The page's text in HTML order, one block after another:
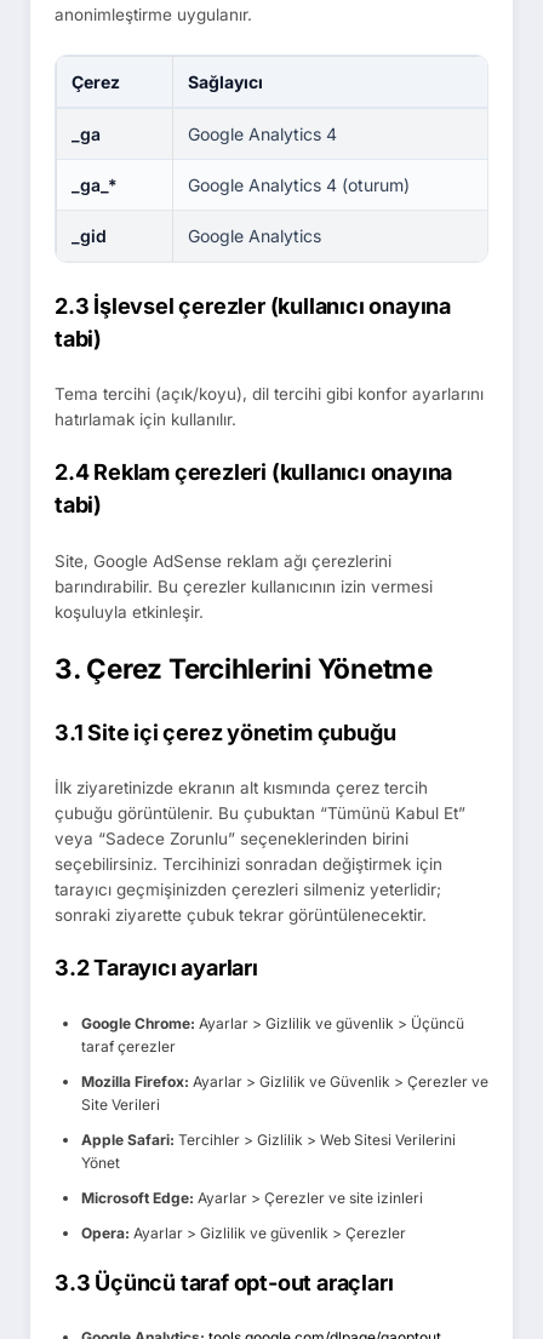
anonimleştirme uygulanır.
Çerez Sağlayıcı
_ga Google Analytics 4
_ga_* Google Analytics 4 (oturum)
_gid Google Analytics
2.3 İşlevsel çerezler (kullanıcı onayına
tabi)
Tema tercihi (açık/koyu), dil tercihi gibi konfor ayarlarını
hatırlamak için kullanılır.
2.4 Reklam çerezleri (kullanıcı onayına
tabi)
Site, Google AdSense reklam ağı çerezlerini
barındırabilir. Bu çerezler kullanıcının izin vermesi
koşuluyla etkinleşir.
3. Çerez Tercihlerini Yönetme
3.1 Site içi çerez yönetim çubuğu
İlk ziyaretinizde ekranın alt kısmında çerez tercih
çubuğu görüntülenir. Bu çubuktan “Tümünü Kabul Et”
veya “Sadece Zorunlu” seçeneklerinden birini
seçebilirsiniz. Tercihinizi sonradan değiştirmek için
tarayıcı geçmişinizden çerezleri silmeniz yeterlidir;
sonraki ziyarette çubuk tekrar görüntülenecektir.
3.2 Tarayıcı ayarları
Google Chrome: Ayarlar > Gizlilik ve güvenlik > Üçüncü
taraf çerezler
Mozilla Firefox: Ayarlar > Gizlilik ve Güvenlik > Çerezler ve
Site Verileri
Apple Safari: Tercihler > Gizlilik > Web Sitesi Verilerini
Yönet
Microsoft Edge: Ayarlar > Çerezler ve site izinleri
Opera: Ayarlar > Gizlilik ve güvenlik > Çerezler
3.3 Üçüncü taraf opt-out araçları